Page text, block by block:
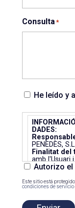
Consulta*
He
acepto
política
de
privacidad.*
He leído y
Autorizo
envío
datos.
DADES:
PENEDÈS, S.L.
Finalitat del
amb l'Usuari
Legitimació
durant el
compliment
Autorizo el
Este sitio está protegido
condiciones de servicio